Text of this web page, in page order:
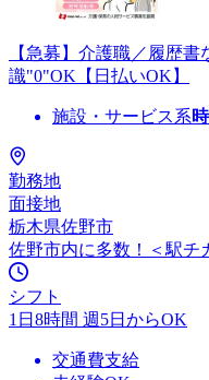
【急募】介護職／履歴
識"0"OK【日払いOK】
施設・サービス系
勤務地
面接地
栃木県佐野市
佐野市内に多数！＜駅チ
シフト
1日8時間 週5日からOK
交通費支給